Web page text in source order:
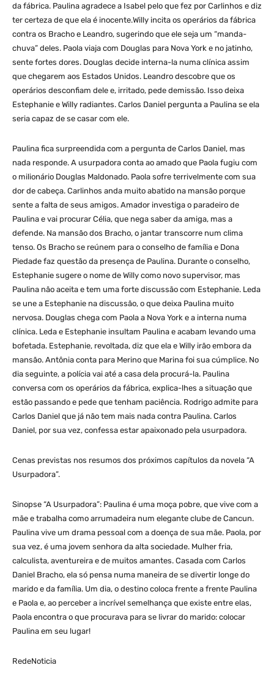
da fábrica. Paulina agradece a Isabel pelo que fez por Carlinhos e diz
ter certeza de que ela é inocente.Willy incita os operários da fábrica
contra os Bracho e Leandro, sugerindo que ele seja um “manda-
chuva” deles. Paola viaja com Douglas para Nova York e no jatinho,
sente fortes dores. Douglas decide interna-la numa clínica assim
que chegarem aos Estados Unidos. Leandro descobre que os
operários desconfiam dele e, irritado, pede demissão. Isso deixa
Estephanie e Willy radiantes. Carlos Daniel pergunta a Paulina se ela
seria capaz de se casar com ele.
Paulina fica surpreendida com a pergunta de Carlos Daniel, mas
nada responde. A usurpadora conta ao amado que Paola fugiu com
o milionário Douglas Maldonado. Paola sofre terrivelmente com sua
dor de cabeça. Carlinhos anda muito abatido na mansão porque
sente a falta de seus amigos. Amador investiga o paradeiro de
Paulina e vai procurar Célia, que nega saber da amiga, mas a
defende. Na mansão dos Bracho, o jantar transcorre num clima
tenso. Os Bracho se reúnem para o conselho de família e Dona
Piedade faz questão da presença de Paulina. Durante o conselho,
Estephanie sugere o nome de Willy como novo supervisor, mas
Paulina não aceita e tem uma forte discussão com Estephanie. Leda
se une a Estephanie na discussão, o que deixa Paulina muito
nervosa. Douglas chega com Paola a Nova York e a interna numa
clínica. Leda e Estephanie insultam Paulina e acabam levando uma
bofetada. Estephanie, revoltada, diz que ela e Willy irão embora da
mansão. Antônia conta para Merino que Marina foi sua cúmplice. No
dia seguinte, a polícia vai até a casa dela procurá-la. Paulina
conversa com os operários da fábrica, explica-lhes a situação que
estão passando e pede que tenham paciência. Rodrigo admite para
Carlos Daniel que já não tem mais nada contra Paulina. Carlos
Daniel, por sua vez, confessa estar apaixonado pela usurpadora.
Cenas previstas nos resumos dos próximos capítulos da novela “A
Usurpadora”.
Sinopse “A Usurpadora”: Paulina é uma moça pobre, que vive com a
mãe e trabalha como arrumadeira num elegante clube de Cancun.
Paulina vive um drama pessoal com a doença de sua mãe. Paola, por
sua vez, é uma jovem senhora da alta sociedade. Mulher fria,
calculista, aventureira e de muitos amantes. Casada com Carlos
Daniel Bracho, ela só pensa numa maneira de se divertir longe do
marido e da família. Um dia, o destino coloca frente a frente Paulina
e Paola e, ao perceber a incrível semelhança que existe entre elas,
Paola encontra o que procurava para se livrar do marido: colocar
Paulina em seu lugar!
RedeNoticia